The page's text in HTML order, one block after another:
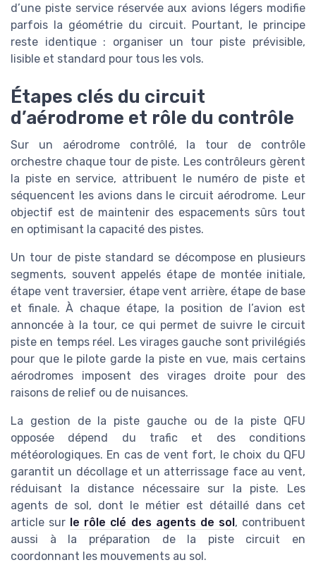
d’une piste service réservée aux avions légers modifie
parfois la géométrie du circuit. Pourtant, le principe
reste identique : organiser un tour piste prévisible,
lisible et standard pour tous les vols.
Étapes clés du circuit
d’aérodrome et rôle du contrôle
Sur un aérodrome contrôlé, la tour de contrôle
orchestre chaque tour de piste. Les contrôleurs gèrent
la piste en service, attribuent le numéro de piste et
séquencent les avions dans le circuit aérodrome. Leur
objectif est de maintenir des espacements sûrs tout
en optimisant la capacité des pistes.
Un tour de piste standard se décompose en plusieurs
segments, souvent appelés étape de montée initiale,
étape vent traversier, étape vent arrière, étape de base
et finale. À chaque étape, la position de l’avion est
annoncée à la tour, ce qui permet de suivre le circuit
piste en temps réel. Les virages gauche sont privilégiés
pour que le pilote garde la piste en vue, mais certains
aérodromes imposent des virages droite pour des
raisons de relief ou de nuisances.
La gestion de la piste gauche ou de la piste QFU
opposée dépend du trafic et des conditions
météorologiques. En cas de vent fort, le choix du QFU
garantit un décollage et un atterrissage face au vent,
réduisant la distance nécessaire sur la piste. Les
agents de sol, dont le métier est détaillé dans cet
article sur le rôle clé des agents de sol, contribuent
aussi à la préparation de la piste circuit en
coordonnant les mouvements au sol.